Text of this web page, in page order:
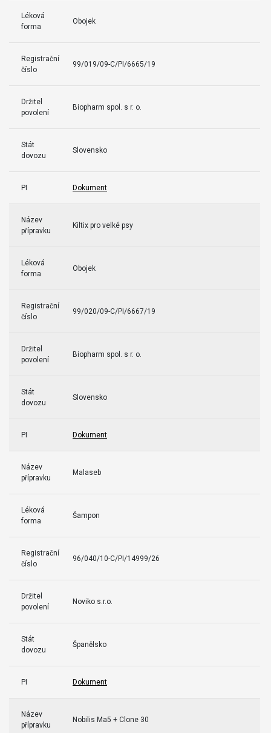
Léková
forma
Obojek
Registrační
číslo
99/019/09-C/PI/6665/19
Držitel
povolení
Biopharm spol. s r. o.
Stát
dovozu
Slovensko
PI Dokument
Název
přípravku
Kiltix pro velké psy
Léková
forma
Obojek
Registrační
číslo
99/020/09-C/PI/6667/19
Držitel
povolení
Biopharm spol. s r. o.
Stát
dovozu
Slovensko
PI Dokument
Název
přípravku
Malaseb
Léková
forma
Šampon
Registrační
číslo
96/040/10-C/PI/14999/26
Držitel
povolení
Noviko s.r.o.
Stát
dovozu
Španělsko
PI Dokument
Název
přípravku
Nobilis Ma5 + Clone 30